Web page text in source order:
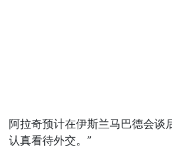
阿拉奇预计在伊斯兰马巴德会谈
认真看待外交。”